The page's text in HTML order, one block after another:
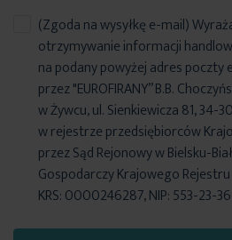
(Zgoda na wysyłkę e-mail)
otrzymywanie informacji
na podany powyżej adres poczty
przez "EUROFIRANY” B.B.
w Żywcu, ul. Sienkiewicza 81,
w rejestrze przedsiębiorców
przez Sąd Rejonowy w Bielsku-
Gospodarczy Krajowego
KRS: 0000246287, NIP: 553-23-